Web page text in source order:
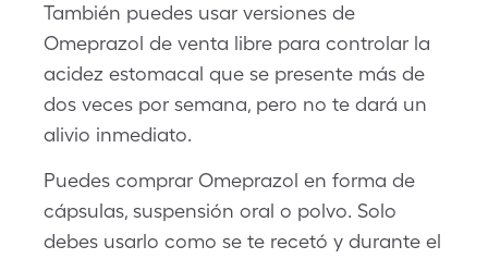
También puedes usar versiones de
Omeprazol de venta libre para controlar la
acidez estomacal que se presente más de
dos veces por semana, pero no te dará un
alivio inmediato.
Puedes comprar Omeprazol en forma de
cápsulas, suspensión oral o polvo. Solo
debes usarlo como se te recetó y durante el